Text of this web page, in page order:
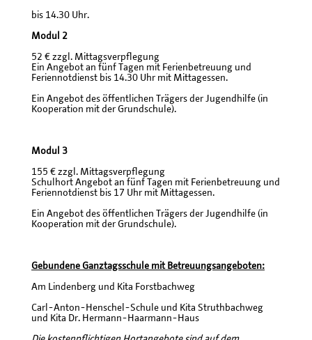
bis 14.30 Uhr.
Modul 2
52 € zzgl. Mittagsverpflegung
Ein Angebot an fünf Tagen mit Ferienbetreuung und
Feriennotdienst bis 14.30 Uhr mit Mittagessen.
Ein Angebot des öffentlichen Trägers der Jugendhilfe (in
Kooperation mit der Grundschule).
Modul 3
155 € zzgl. Mittagsverpflegung
Schulhort Angebot an fünf Tagen mit Ferienbetreuung und
Feriennotdienst bis 17 Uhr mit Mittagessen.
Ein Angebot des öffentlichen Trägers der Jugendhilfe (in
Kooperation mit der Grundschule).
Gebundene Ganztagsschule mit Betreuungsangeboten:
Am Lindenberg und Kita Forstbachweg
Carl-Anton-Henschel-Schule und Kita Struthbachweg
und Kita Dr. Hermann-Haarmann-Haus